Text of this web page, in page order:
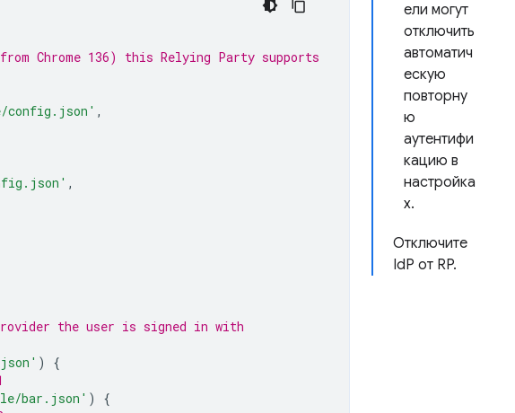
ели могут
отключить
автоматич
ескую
повторну
ю
аутентифи
кацию в
настройка
х.
Отключите
IdP от RP.
Chrome 136) this Relying Party supports
config.json' ,
,
the user is signed in with
)
{
bar.json' )
{